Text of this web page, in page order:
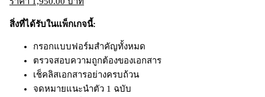
สิ่งที่ได้รับในแพ็กเกจนี้:
กรอกแบบฟอร์มสำคัญทั้งหมด
ตรวจสอบความถูกต้องของเอกสาร
เช็คลิสเอกสารอย่างครบถ้วน
จดหมายแนะนำตัว 1 ฉบับ